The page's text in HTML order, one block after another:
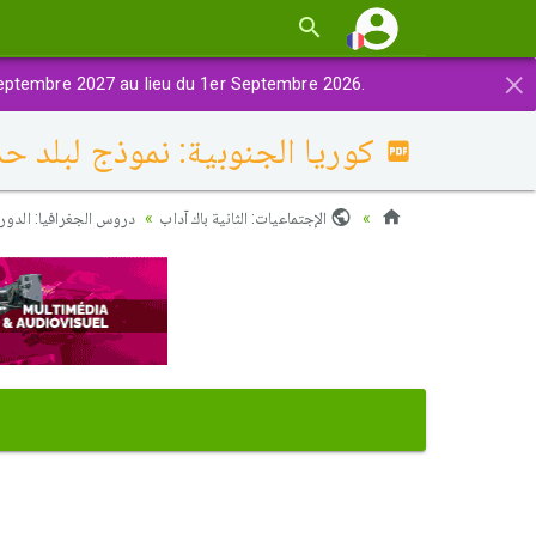
×
2027 au lieu du 1er Septembre 2026.
كوريا الجنوبية: نموذج لبلد
الإجتماعيات: الثانية باك آداب دروس الجغرافيا: